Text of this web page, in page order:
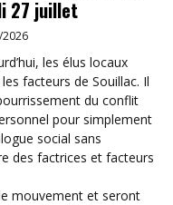
27 juillet
les élus locaux
facteurs de Souillac. Il
du conflit
pour simplement
social sans
des factrices et facteurs
mouvement et seront